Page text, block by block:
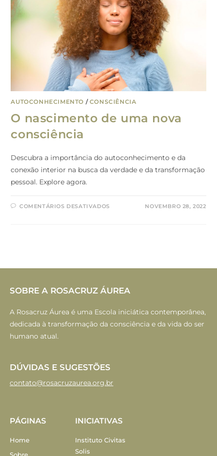
AUTOCONHECIMENTO / CONSCIÊNCIA
O nascimento de uma nova
consciência
Descubra a importância do autoconhecimento e da
conexão interior na busca da verdade e da transformação
pessoal. Explore agora.
COMENTÁRIOS DESATIVADOS NOVEMBRO 28, 2022
SOBRE A ROSACRUZ ÁUREA
A Rosacruz Áurea é uma Escola iniciática contemporânea,
dedicada à transformação da consciência e da vida do ser
humano atual.
DÚVIDAS E SUGESTÕES
contato@rosacruzaurea.org.br
PÁGINAS
Home
INICIATIVAS
Instituto Civitas
Solis